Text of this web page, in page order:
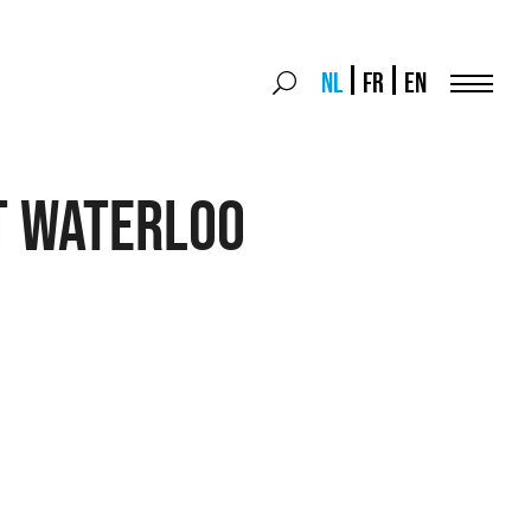
Search
Search
NL FR EN
Waterloo